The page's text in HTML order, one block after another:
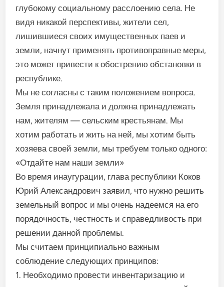
глубокому социальному расслоению села. Не
видя никакой перспективы, жители сел,
лишившиеся своих имущественных паев и
земли, начнут применять противоправные меры,
это может привести к обострению обстановки в
республике.
Мы не согласны с таким положением вопроса.
Земля принадлежала и должна принадлежать
нам, жителям — сельским крестьянам. Мы
хотим работать и жить на ней, мы хотим быть
хозяева своей земли, мы требуем только одного:
«Отдайте нам наши земли»
Во время инаугурации, глава республики Коков
Юрий Александрович заявил, что нужно решить
земельный вопрос и мы очень надеемся на его
порядочность, честность и справедливость при
решении данной проблемы.
Мы считаем принципиально важным
соблюдение следующих принципов:
1. Необходимо провести инвентаризацию и